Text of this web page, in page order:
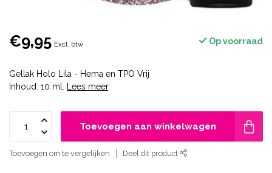
€9,95 Excl. btw Op voorraad
Gellak Holo Lila - Hema en TPO Vrij
Inhoud: 10 ml.
Lees meer.
Toevoegen aan winkelwagen
Toevoegen om te vergelijken Deel dit product